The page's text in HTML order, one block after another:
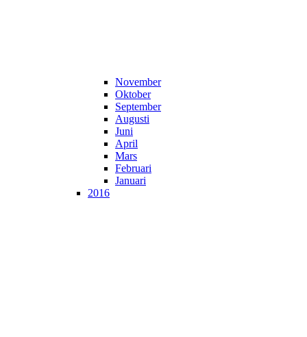
November
Oktober
September
Augusti
Juni
April
Mars
Februari
Januari
2016